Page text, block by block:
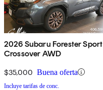
2026 Subaru Forester Sport
Crossover AWD
$35,000 Buena oferta
Incluye tarifas de conc.